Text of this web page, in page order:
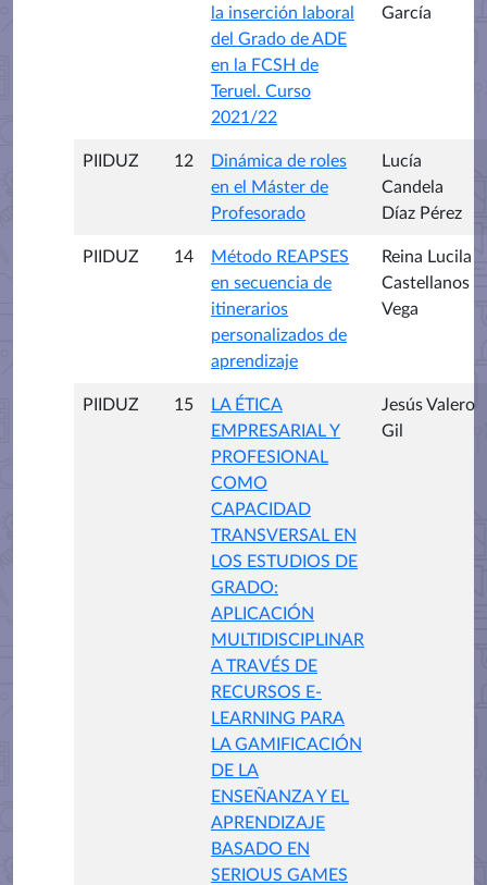
la inserción laboral
del Grado de ADE
en la FCSH de
Teruel. Curso
2021/22
García
PIIDUZ 12
Dinámica de roles
en el Máster de
Profesorado
Lucía
Candela
Díaz Pérez
PIIDUZ 14
Método REAPSES
en secuencia de
itinerarios
personalizados de
aprendizaje
Reina Lucila
Castellanos
Vega
PIIDUZ 15
LA ÉTICA
EMPRESARIAL Y
PROFESIONAL
COMO
CAPACIDAD
TRANSVERSAL EN
LOS ESTUDIOS DE
GRADO:
APLICACIÓN
MULTIDISCIPLINAR
A TRAVÉS DE
RECURSOS E-
LEARNING PARA
LA GAMIFICACIÓN
DE LA
ENSEÑANZA Y EL
APRENDIZAJE
BASADO EN
SERIOUS GAMES
Jesús Valero
Gil